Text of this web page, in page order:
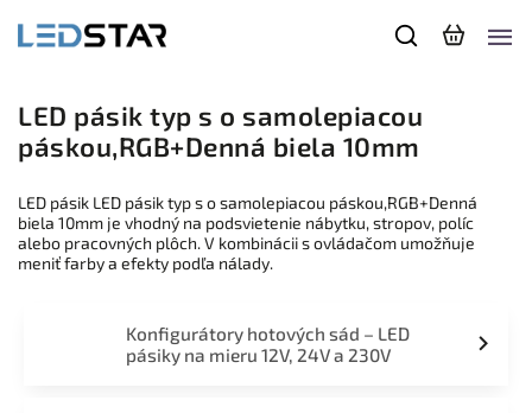
LED pásik typ s o samolepiacou
páskou,RGB+Denná biela 10mm
LED pásik LED pásik typ s o samolepiacou páskou,RGB+Denná
biela 10mm je vhodný na podsvietenie nábytku, stropov, políc
alebo pracovných plôch. V kombinácii s ovládačom umožňuje
meniť farby a efekty podľa nálady.
Konfigurátory hotových sád – LED
pásiky na mieru 12V, 24V a 230V